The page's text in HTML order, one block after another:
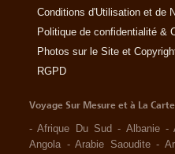
Conditions d'Utilisation et de
Politique de confidentialité &
Photos sur le Site et
RGPD
Voyage Sur Mesure et à La Carte
-Afrique Du Sud - Albanie -
Angola -Arabie Saoudite -